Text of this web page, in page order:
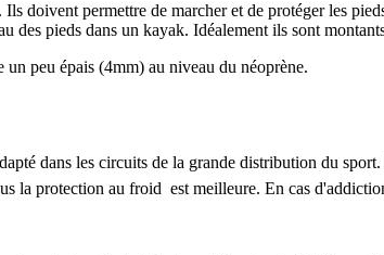
doivent permettre de marcher et de protéger les
des pieds dans un kayak. Idéalement ils sont
peu épais (4mm) au niveau du néoprène.
dans les circuits de la grande distribution du
la protection au froid est meilleure. En cas